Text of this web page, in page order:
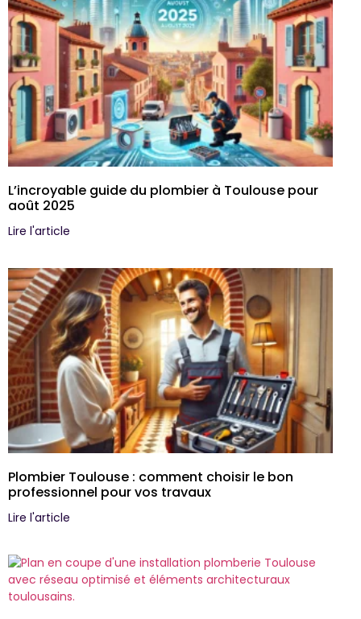
L’incroyable guide du plombier à Toulouse pour
août 2025
Lire l'article
Plombier Toulouse : comment choisir le bon
professionnel pour vos travaux
Lire l'article